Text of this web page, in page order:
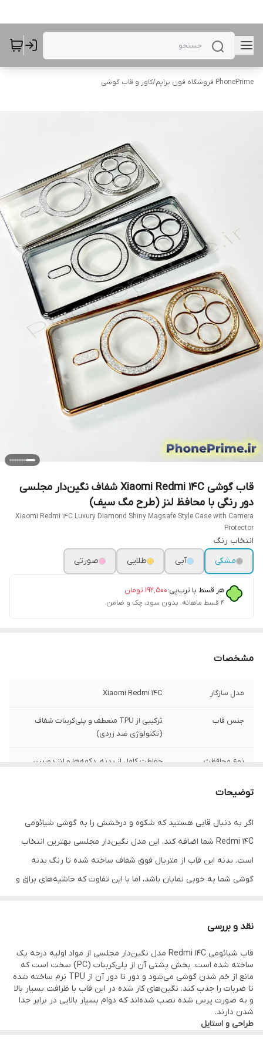
PhonePrime فروشگاه فون پرایم /کاور و قاب گوشی
قاب گوشی Xiaomi Redmi 14C شفاف نگین‌دار مجلسی
دور رنگی با محافظ لنز (طرح مگ سیف)
Xiaomi Redmi 14C Luxury Diamond Shiny Magsafe Style Case with Camera
Protector
انتخاب رنگ
مشکی
آبی طلایی صورتی
هر قسط با ترب‌پی:۱۹۲٬۵۰۰ تومان
۴ قسط ماهانه. بدون سود، چک و ضامن.
مشخصات
مدل سازگار Xiaomi Redmi 14C
جنس قاب
ترکیبی از TPU منعطف و پلی‌کربنات شفاف
(تکنولوژی ضد زردی)
نوع محافظت حفاظت کامل از بدنه، دکمه‌ها و لنز دوربین
محافظ دوربین
کامل از لنزها
لبه محافظ صفحه
دارد (لبه‌های تقویت شده برای جلوگیری از خط
توضیحات
اگر به دنبال قابی هستید که شکوه و درخشش را به گوشی شیائومی
Redmi 14C شما اضافه کند، این مدل نگین‌دار مجلسی بهترین انتخاب
است. بدنه این قاب از متریال فوق شفاف ساخته شده تا رنگ بدنه
گوشی شما به خوبی نمایان باشد، اما با این تفاوت که حاشیه‌های براق و
ردمی 14C بوده و با نگین‌های اتمی تزئین شده است که در زیر نور
همانند الماس می‌درخشند.
پاراگراف دوم: میزان محافظت
این قاب علاوه بر جنبه زیبایی، یک محافظ تمام‌عیار است. استفاده از
و در برابر ضربات ناشی از سقوط، به عنوان یک ضربه‌گیر عمل کند. بخش
نقد و بررسی
قاب شیائومی Redmi 14C مدل نگین‌دار مجلسی از مواد اولیه درجه یک
ساخته شده است. بخش پشتی آن از پلی‌کربنات (PC) سخت است که
مانع از خم شدن گوشی می‌شود و دور تا دور آن از TPU نرم ساخته شده
تا ضربات را جذب کند. نگین‌های کار شده در این قاب با ظرافت بسیار بالا
و به صورت پرس شده نصب شده‌اند که دوام بسیار بالایی در برابر جدا
شدن دارند.
طراحی و استایل